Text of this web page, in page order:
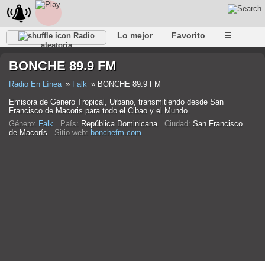
Radio
aleatoria
Lo mejor Favorito ☰
BONCHE 89.9 FM
Radio En Línea Falk
BONCHE 89.9 FM
Emisora de Genero Tropical, Urbano, transmitiendo desde San
Francisco de Macoris para todo el Cibao y el Mundo.
Género: Falk País: República Dominicana Ciudad: San Francisco
de Macorís Sitio web: bonchefm.com